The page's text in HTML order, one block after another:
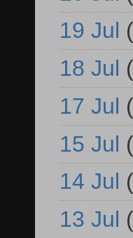
19 Jul
18 Jul
17 Jul
15 Jul
14 Jul
13 Jul